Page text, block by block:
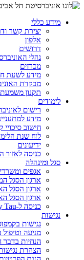
מידע כללי
יצירת קשר
אלפון
דרושים
נהלי
מכרזים
מידע לשעת
מבקרת
תקנון משמעת
לימודים
רישום
מידע
חישוב
לוח שנת
ידיעונים
כניסה לאזור
סגל ומינהלה
אגפים
ארגון הסגל
ארגון הסגל
ארגון הסגל
כניסה ל-My Tau
נגישות
נגישות
מניעה
הנחיות
הצהרת